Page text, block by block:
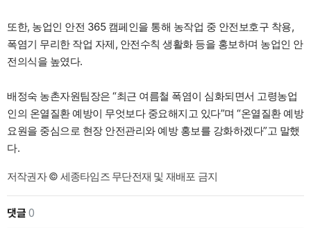
또한, 농업인 안전 365 캠페인을 통해 농작업 중 안전보호구 착용,
폭염기 무리한 작업 자제, 안전수칙 생활화 등을 홍보하며 농업인 안
전의식을 높였다.
배정숙 농촌자원팀장은 “최근 여름철 폭염이 심화되면서 고령농업
인의 온열질환 예방이 무엇보다 중요해지고 있다”며 “온열질환 예방
요원을 중심으로 현장 안전관리와 예방 홍보를 강화하겠다”고 말했
다.
저작권자 © 세종타임즈 무단전재 및 재배포 금지
댓글0